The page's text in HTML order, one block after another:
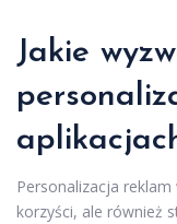
Jakie
Personalizacja
korzyści, ale również